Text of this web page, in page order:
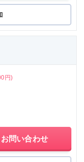
円)
お問い合わせ